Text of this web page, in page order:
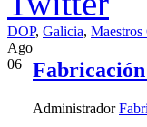
DOP, Galicia, Maestros
Ago
06
Administrador